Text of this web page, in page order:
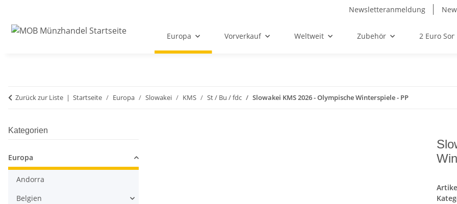
Newsletteranmeldung
Europa Vorverkauf Weltweit Zubehör 2 Euro
Zurück zur Liste Startseite Europa Slowakei KMS St / Bu / fdc Slowakei KMS 2026 - Olympische Winterspiele - PP
Kategorien
Europa
Andorra
Belgien